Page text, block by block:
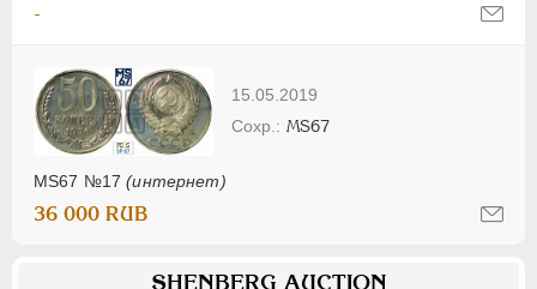
-
15.05.2019
MS67 №17(интернет)
MS67
36 000 RUB
SHENBERG AUCTION